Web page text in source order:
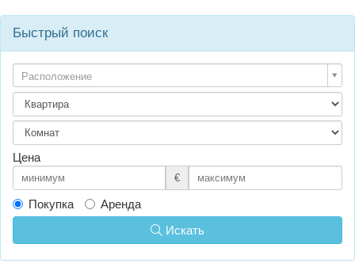
Быстрый поиск
Расположение
Цена
€
Покупка
Аренда
Искать